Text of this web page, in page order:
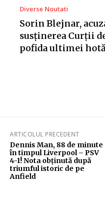
Diverse Noutati
Sorin Blejnar,
susținerea Curții
pofida ultimei
ARTICOLUL PRECEDENT
Dennis Man, 88 de minute
în timpul Liverpool – PSV
4-1! Nota obținută după
triumful istoric de pe
Anfield